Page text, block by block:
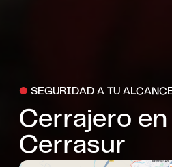
● SEGURIDAD A TU
Cerrajero en
Cerrasur